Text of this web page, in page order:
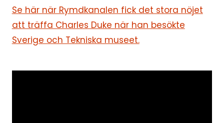
Se här när Rymdkanalen fick det stora nöjet
att träffa Charles Duke när han besökte
Sverige och Tekniska museet.